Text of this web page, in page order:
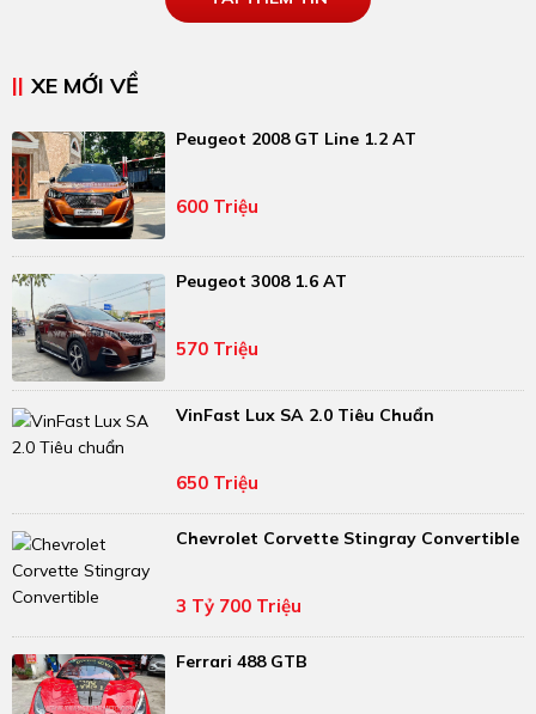
XE MỚI VỀ
Peugeot 2008 GT Line 1.2 AT
600 Triệu
Peugeot 3008 1.6 AT
570 Triệu
VinFast Lux SA 2.0 Tiêu Chuẩn
650 Triệu
Chevrolet Corvette Stingray Convertible
3 Tỷ 700 Triệu
Ferrari 488 GTB